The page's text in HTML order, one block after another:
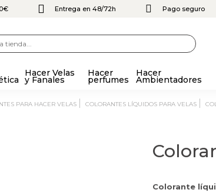
Entrega en 48/72h Pago seguro
Hacer Velas
y Fanales
Hacer
perfumes
Hacer
Ambientadores
PARA HACER VELAS COLORANTES LÍQUIDOS PARA VELAS
Colorante